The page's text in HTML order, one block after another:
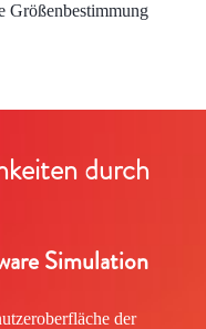
Größenbestimmung
durch
Simulation
der